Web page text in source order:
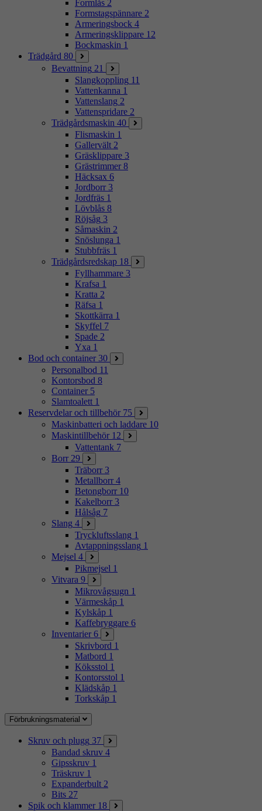
Formlås 2
Formstagspännare 2
Armeringsbock 4
Armeringsklippare 12
Bockmaskin 1
Trädgård 80
Bevattning 21
Slangkoppling 11
Vattenkanna 1
Vattenslang 2
Vattenspridare 2
Trädgårdsmaskin 40
Flismaskin 1
Gallervält 2
Gräsklippare 3
Grästrimmer 8
Häcksax 6
Jordborr 3
Jordfräs 1
Lövblås 8
Röjsåg 3
Såmaskin 2
Snöslunga 1
Stubbfräs 1
Trädgårdsredskap 18
Fyllhammare 3
Krafsa 1
Kratta 2
Räfsa 1
Skottkärra 1
Skyffel 7
Spade 2
Yxa 1
Bod och container 30
Personalbod 11
Kontorsbod 8
Container 5
Slamtoalett 1
Reservdelar och tillbehör 75
Maskinbatteri och laddare 10
Maskintillbehör 12
Vattentank 7
Borr 29
Träborr 3
Metallborr 4
Betongborr 10
Kakelborr 3
Hålsåg 7
Slang 4
Tryckluftsslang 1
Avtappningsslang 1
Mejsel 4
Pikmejsel 1
Vitvara 9
Mikrovågsugn 1
Värmeskåp 1
Kylskåp 1
Kaffebryggare 6
Inventarier 6
Skrivbord 1
Matbord 1
Köksstol 1
Kontorsstol 1
Klädskåp 1
Torkskåp 1
Förbrukningsmaterial
Skruv och plugg 37
Bandad skruv 4
Gipsskruv 1
Träskruv 1
Expanderbult 2
Bits 27
Spik och klammer 18